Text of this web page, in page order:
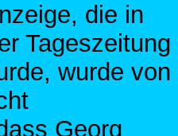
die in
Tageszeitung
wurde von
Georg